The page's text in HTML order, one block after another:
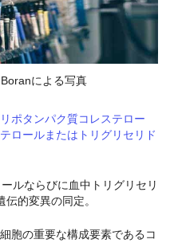
による写真
ポタンパク質コレステロー
ロールまたはトリグリセリド
ルならびに血中トリグリセリ
的変異の同定。
胞の重要な構成要素であるコ